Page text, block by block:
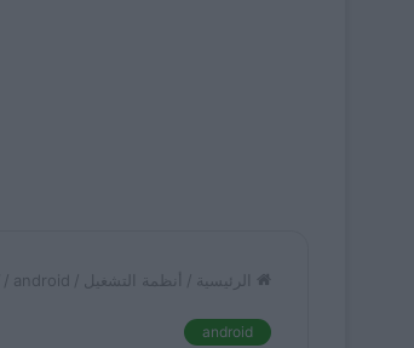
الرئيسية / أنظمة التشغيل /
android
/
android